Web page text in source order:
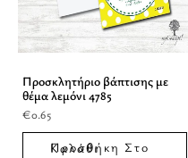
Προσκλητήριο βάπτισης με
θέμα λεμόνι 4785
€0.65
Προσθήκη Στο Καλάθι